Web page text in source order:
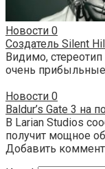
Новости 0
Создатель Silent
Видимо,
очень
Новости 0
Baldur’s Gate 3 на
В Larian Studios
получит мощное
Добавить